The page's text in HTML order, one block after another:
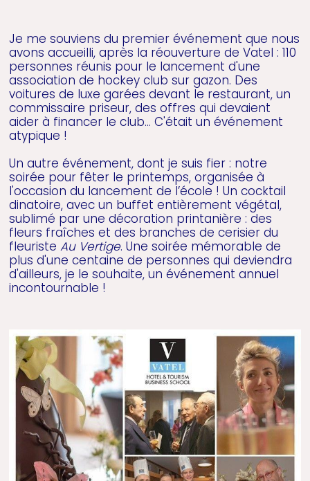
Je me souviens du premier événement que nous
avons accueilli, après la réouverture de Vatel : 110
personnes réunis pour le lancement d'une
association de hockey club sur gazon. Des
voitures de luxe garées devant le restaurant, un
commissaire priseur, des offres qui devaient
aider à financer le club... C'était un événement
atypique !
Un autre événement, dont je suis fier : notre
soirée pour fêter le printemps, organisée à
l'occasion du lancement de l’école ! Un cocktail
dinatoire, avec un buffet entièrement végétal,
sublimé par une décoration printanière : des
fleurs fraîches et des branches de cerisier du
fleuriste Au Vertige. Une soirée mémorable de
plus d'une centaine de personnes qui deviendra
d'ailleurs, je le souhaite, un événement annuel
incontournable !